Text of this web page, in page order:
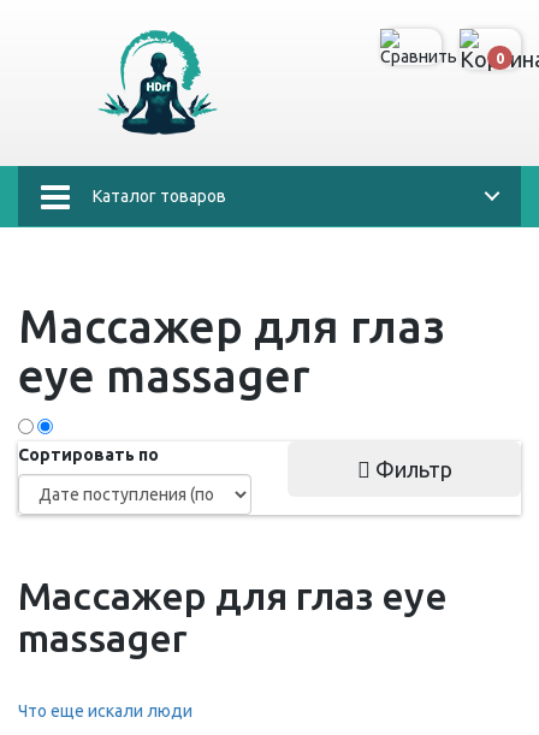
0
Каталог товаров
Массажер для глаз
eye massager
Сортировать по
Фильтр
Массажер для глаз eye
massager
Что еще искали люди